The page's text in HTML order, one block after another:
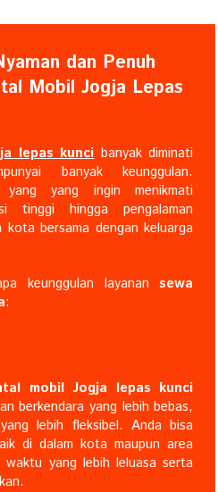
dan Penuh
Mobil Jogja Lepas
lepas kunci banyak diminati
banyak keunggulan.
yang ingin menikmati
tinggi hingga pengalaman
bersama dengan keluarga
keunggulan layanansewa
:
mobil Jogja lepas kunci
berkendara yang lebih bebas,
lebih fleksibel. Anda bisa
di dalam kota maupun area
yang lebih leluasa serta